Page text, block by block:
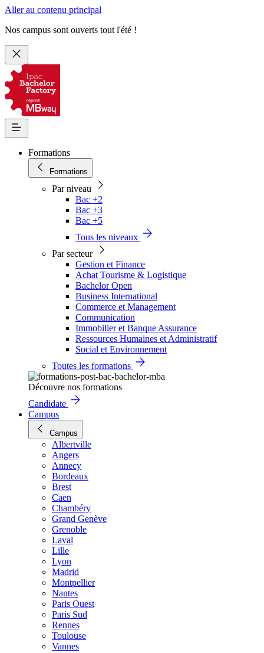
Aller au contenu principal
Nos campus sont ouverts tout l'été !
Formations
Formations
Par niveau
Bac +2
Bac +3
Bac +5
Tous les niveaux
Par secteur
Gestion et Finance
Achat Tourisme & Logistique
Bachelor Open
Business International
Commerce et Management
Communication
Immobilier et Banque Assurance
Ressources Humaines et Administratif
Social et Environnement
Toutes les formations
Découvre nos formations
Candidate
Campus
Campus
Albertville
Angers
Annecy
Bordeaux
Brest
Caen
Chambéry
Grand Genève
Grenoble
Laval
Lille
Lyon
Madrid
Montpellier
Nantes
Paris Ouest
Paris Sud
Rennes
Toulouse
Vannes